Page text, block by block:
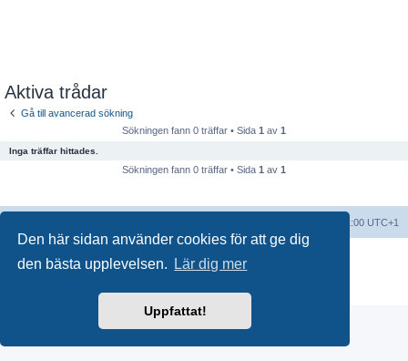
Den här sidan använder cookies för att ge dig
den bästa upplevelsen.
Lär dig mer
Uppfattat!
Aktiva trådar
Gå till avancerad sökning
Sökningen fann 0 träffar • Sida 1 av 1
Inga träffar hittades.
Sökningen fann 0 träffar • Sida 1 av 1
Alla tidsangivelser är UTC+01:00 UTC+1
Swedish translation byphpBB Sweden